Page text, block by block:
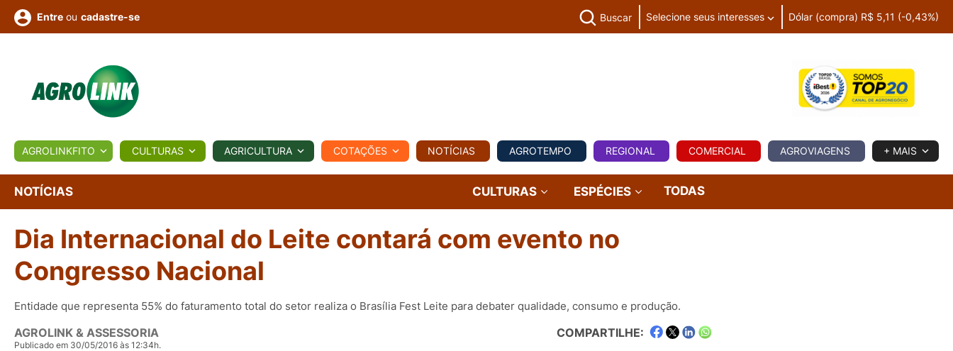
BIOLÓGICOS COTAÇÕES NOTÍCIAS AGROTEMPO REGIONAL COMERCIAL AGROVIAGENS PECUÁRIA
Conversor Colunistas Eventos
Fotos
Vídeos
Entre ou cadastre-se Buscar Selecione seus interesses Dólar (compra) R$ 5,11 (-0,43%)
AGROLINKFITO CULTURAS AGRICULTURA COTAÇÕES NOTÍCIAS AGROTEMPO REGIONAL COMERCIAL AGROVIAGENS + MAIS
NOTÍCIAS CULTURAS ESPÉCIES TODAS
Dia Internacional do Leite contará com evento no
Congresso Nacional
Entidade que representa 55% do faturamento total do setor realiza o Brasília Fest Leite para debater qualidade, consumo e produção.
AGROLINK & ASSESSORIA
Publicado em 30/05/2016 às 12:34h.
COMPARTILHE: